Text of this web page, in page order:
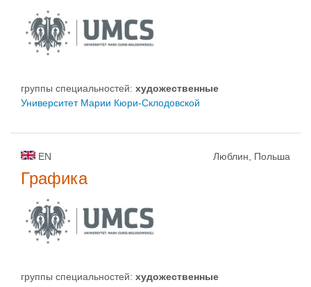
группы специальностей: художественные
Университет Марии Кюри-Склодовской
EN Люблин, Польша
Графика
группы специальностей: художественные